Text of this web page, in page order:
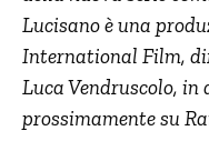
Lucisano è una
International Film,
Luca Vendruscolo,
prossimamente su